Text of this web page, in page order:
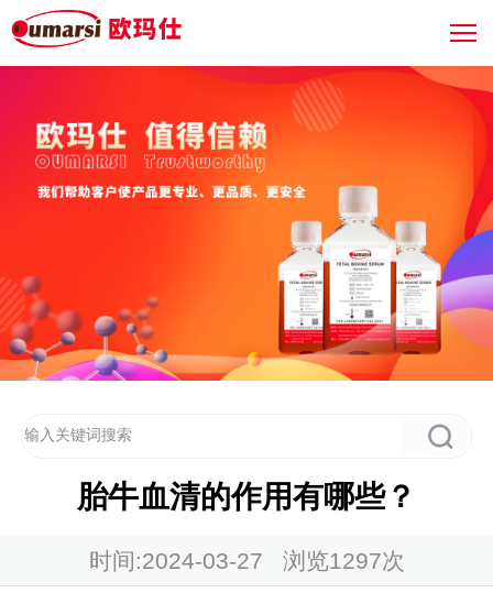
胎牛血清的作用有哪些？
时间:2024-03-27 浏览1297次